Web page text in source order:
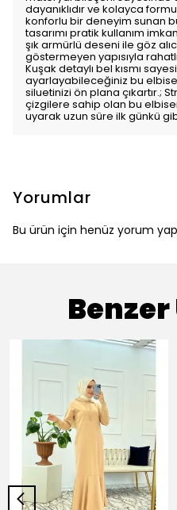
dayanıklıdır ve kolayca
konforlu bir deneyim sunan
tasarımı pratik kullanım
şık armürlü deseni ile göz
göstermeyen yapısıyla
Kuşak detaylı bel kısmı
ayarlayabileceğiniz bu
siluetinizi ön plana çıkartır.;
çizgilere sahip olan bu
uyarak uzun süre ilk günkü
Yorumlar
Bu ürün için henüz yorum